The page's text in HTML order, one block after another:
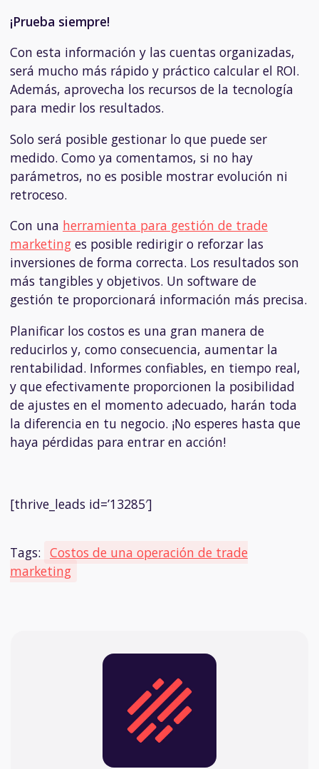
¡Prueba siempre!
Con esta información y las cuentas organizadas,
será mucho más rápido y práctico calcular el ROI.
Además, aprovecha los recursos de la tecnología
para medir los resultados.
Solo será posible gestionar lo que puede ser
medido. Como ya comentamos, si no hay
parámetros, no es posible mostrar evolución ni
retroceso.
Con una herramienta para gestión de trade
marketing es posible redirigir o reforzar las
inversiones de forma correcta. Los resultados son
más tangibles y objetivos. Un software de
gestión te proporcionará información más precisa.
Planificar los costos es una gran manera de
reducirlos y, como consecuencia, aumentar la
rentabilidad. Informes confiables, en tiempo real,
y que efectivamente proporcionen la posibilidad
de ajustes en el momento adecuado, harán toda
la diferencia en tu negocio. ¡No esperes hasta que
haya pérdidas para entrar en acción!
[thrive_leads id=’13285′]
Tags: Costos de una operación de trade
marketing